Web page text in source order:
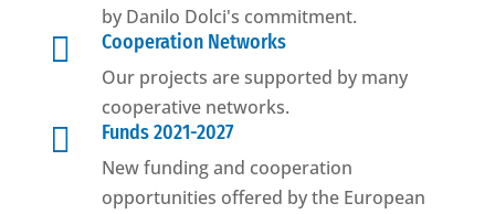
by Danilo Dolci's commitment.

Cooperation Networks
Our projects are supported by many
cooperative networks.

Funds 2021-2027
New funding and cooperation
opportunities offered by the European